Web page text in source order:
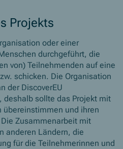
Projekts
oder einer
durchgeführt, die
von) Teilnehmenden auf eine
schicken. Die Organisation
der DiscoverEU
sollte das Projekt mit
übereinstimmen und ihren
Zusammenarbeit mit
anderen Ländern, die
für die Teilnehmerinnen und